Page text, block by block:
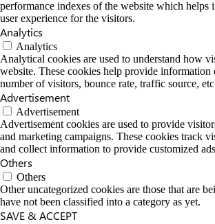
performance indexes of the website which helps
user experience for the visitors.
Analytics
Analytics
Analytical cookies are used to understand how
website. These cookies help provide information
number of visitors, bounce rate, traffic source,
Advertisement
Advertisement
Advertisement cookies are used to provide
and marketing campaigns. These cookies track
and collect information to provide customized
Others
Others
Other uncategorized cookies are those that are
have not been classified into a category as yet.
SAVE & ACCEPT